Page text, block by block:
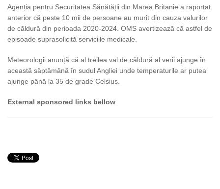
Agenția pentru Securitatea Sănătății din Marea Britanie a raportat
anterior că peste 10 mii de persoane au murit din cauza valurilor
de căldură din perioada 2020-2024. OMS avertizează că astfel de
episoade suprasolicită serviciile medicale.
Meteorologii anunță că al treilea val de căldură al verii ajunge în
această săptămână în sudul Angliei unde temperaturile ar putea
ajunge până la 35 de grade Celsius.
External sponsored links bellow